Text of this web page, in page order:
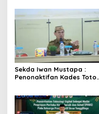
Libatkan Masyarakat
Sekda Iwan Mustapa :
Penonaktifan Kades Toto
Pemda Tepat